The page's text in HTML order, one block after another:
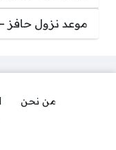
موعد نزول حافز
من نحن